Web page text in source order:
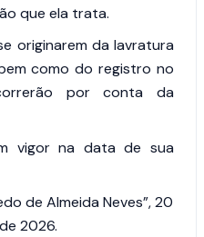
que ela trata.
originarem da lavratura
como do registro no
por conta da
vigor na data de sua
de Almeida Neves”, 20
2026.